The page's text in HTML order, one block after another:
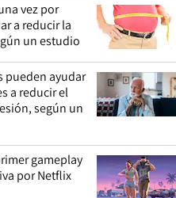
vez por
a reducir la
un estudio
pueden ayudar
a reducir el
según un
gameplay
por Netflix